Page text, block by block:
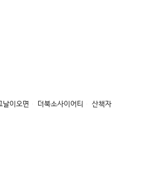
소식
기이오면 더북소사이어티 산책자